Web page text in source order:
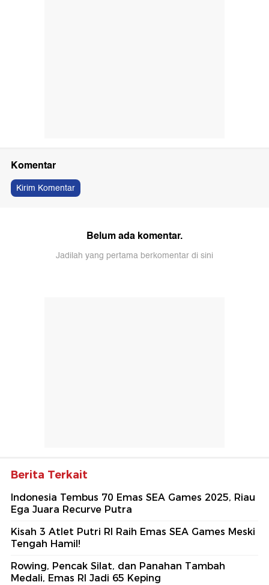
Komentar
Kirim Komentar
Belum ada komentar.
Jadilah yang pertama berkomentar di sini
Berita Terkait
Indonesia Tembus 70 Emas SEA Games 2025, Riau
Ega Juara Recurve Putra
Kisah 3 Atlet Putri RI Raih Emas SEA Games Meski
Tengah Hamil!
Rowing, Pencak Silat, dan Panahan Tambah
Medali, Emas RI Jadi 65 Keping